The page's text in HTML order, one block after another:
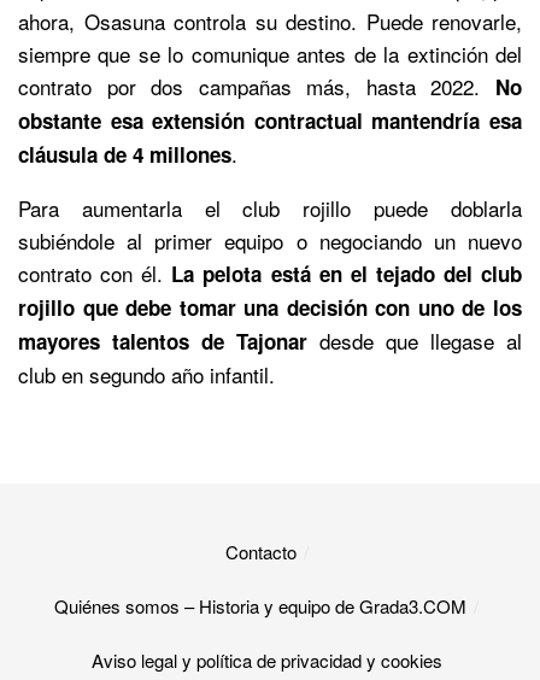
ahora, Osasuna controla su destino. Puede renovarle,
siempre que se lo comunique antes de la extinción del
contrato por dos campañas más, hasta 2022. No
obstante esa extensión contractual mantendría esa
cláusula de 4 millones.
Para aumentarla el club rojillo puede doblarla
subiéndole al primer equipo o negociando un nuevo
contrato con él. La pelota está en el tejado del club
rojillo que debe tomar una decisión con uno de los
mayores talentos de Tajonar desde que llegase al
club en segundo año infantil.
Contacto
Quiénes somos – Historia y equipo de Grada3.COM
Aviso legal y política de privacidad y cookies​